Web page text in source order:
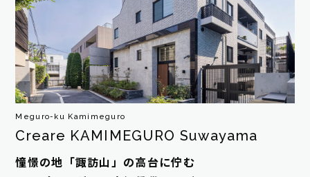
Meguro-ku Kamimeguro
Creare KAMIMEGURO Suwayama
憧憬の地「諏訪山」の高台に佇む